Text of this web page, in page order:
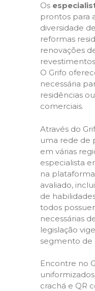
Os
prontos para
diversidade
reformas
renovações
O Grifo
necessária
residências
comerciais.
Através do
uma rede de
em várias
especialista
na
avaliado,
de
todos
necessárias
legislação
segmento de
Encontre no
crachá e QR